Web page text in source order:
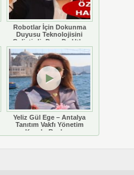
Robotlar İçin Dokunma
Duyusu Teknolojisini
Geliştirdi: Doç. Dr. Utku
Büyükşahin
Yeliz Gül Ege – Antalya
Tanıtım Vakfı Yönetim
Kurulu Başkanı